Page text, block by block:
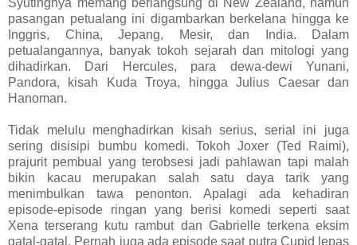
pasangan petualang ini digambarkan berkelana hingga ke
Inggris, China, Jepang, Mesir, dan India. Dalam
petualangannya, banyak tokoh sejarah dan mitologi yang
dihadirkan. Dari Hercules, para dewa-dewi Yunani,
Pandora, kisah Kuda Troya, hingga Julius Caesar dan
Hanoman.
Tidak melulu menghadirkan kisah serius, serial ini juga
sering disisipi bumbu komedi. Tokoh Joxer (Ted Raimi),
prajurit pembual yang terobsesi jadi pahlawan tapi malah
bikin kacau merupakan salah satu daya tarik yang
menimbulkan tawa penonton. Apalagi ada kehadiran
episode-episode ringan yang berisi komedi seperti saat
Xena terserang kutu rambut dan Gabrielle terkena eksim
gatal-gatal. Pernah juga ada episode saat putra Cupid lepas